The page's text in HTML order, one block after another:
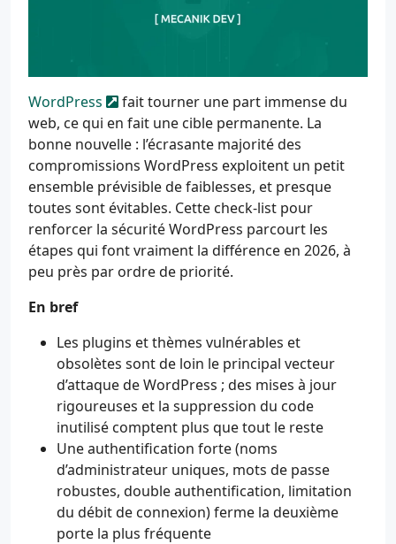
WordPress
fait tourner une part immense du
web, ce qui en fait une cible permanente. La
bonne nouvelle : l’écrasante majorité des
compromissions WordPress exploitent un petit
ensemble prévisible de faiblesses, et presque
toutes sont évitables. Cette check-list pour
renforcer la sécurité WordPress parcourt les
étapes qui font vraiment la différence en 2026, à
peu près par ordre de priorité.
En bref
Les plugins et thèmes vulnérables et
obsolètes sont de loin le principal vecteur
d’attaque de WordPress ; des mises à jour
rigoureuses et la suppression du code
inutilisé comptent plus que tout le reste
Une authentification forte (noms
d’administrateur uniques, mots de passe
robustes, double authentification, limitation
du débit de connexion) ferme la deuxième
porte la plus fréquente